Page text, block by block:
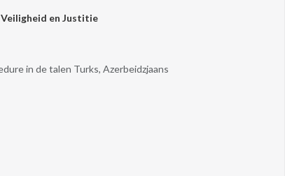
en Justitie
in de talen Turks, Azerbeidzjaans